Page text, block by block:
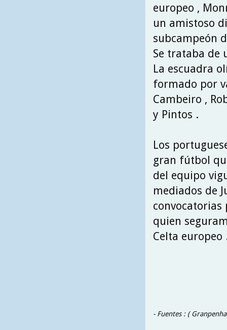
europeo ,
un amistoso
subcampeón
Se trataba de
La escuadra
formado por
Cambeiro ,
y Pintos .
Los
gran fútbol
del equipo
mediados de
quien
Celta europeo
- Fuentes : (